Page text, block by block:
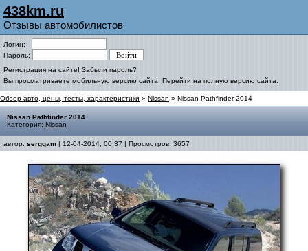
438km.ru
Отзывы автомобилистов
Логин:
Пароль:
Регистрация на сайте! Забыли пароль?
Вы просматриваете мобильную версию сайта. Перейти на полную версию сайта.
Обзор авто, цены, тесты, характеристики » Nissan » Nissan Pathfinder 2014
Nissan Pathfinder 2014
Категория: Nissan
автор: serggam | 12-04-2014, 00:37 | Просмотров: 3657